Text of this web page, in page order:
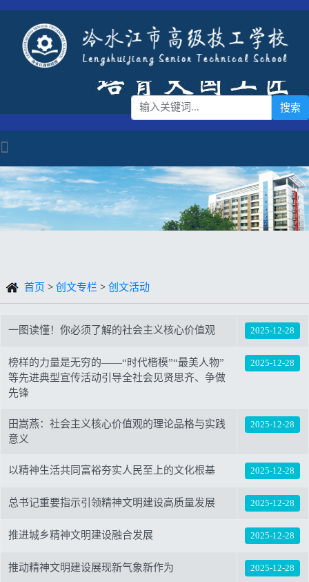
首页 > 创文专栏 > 创文活动
一图读懂！你必须了解的社会主义核心价值观 2025-12-28
榜样的力量是无穷的——“时代楷模”“最美人物”
等先进典型宣传活动引导全社会见贤思齐、争做
先锋
2025-12-28
田嵩燕：社会主义核心价值观的理论品格与实践
意义
2025-12-28
以精神生活共同富裕夯实人民至上的文化根基 2025-12-28
总书记重要指示引领精神文明建设高质量发展 2025-12-28
推进城乡精神文明建设融合发展 2025-12-28
推动精神文明建设展现新气象新作为 2025-12-28